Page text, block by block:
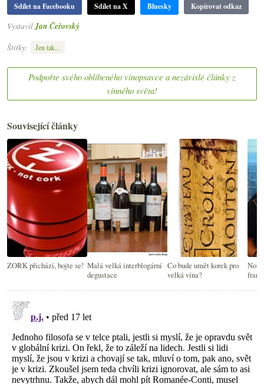
Sdílet na Facebooku Sdílet na X Bluesky Kopírovat odkaz
Vystavil Jan Čeřovský
Štítky:
Jen tak...
Podpořte svého oblíbeného vínopsavce a nezávislé články z
vinného světa!
Související články
ZORK přichází, bojte se! Malá velká interblogární
degustace
Co bude umět korek pro
velká vína?